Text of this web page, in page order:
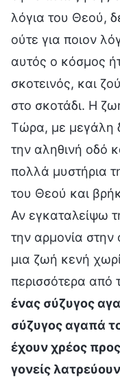
λόγια του Θεού,
ούτε για ποιον
αυτός ο κόσμος
σκοτεινός, και
στο σκοτάδι. Η
Τώρα, με μεγάλη
την αληθινή οδό
πολλά μυστήρια
του Θεού και
Αν εγκαταλείψω
την αρμονία στην
μια ζωή κενή
περισσότερα από
ένας σύζυγος
σύζυγος αγαπά
έχουν χρέος προς
γονείς